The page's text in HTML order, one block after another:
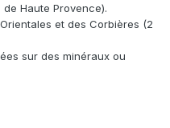
Haute Provence).
et des Corbières (2
sur des minéraux ou